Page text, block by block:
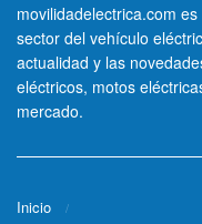
movilidadelectrica.com
sector del vehículo
actualidad y las
eléctricos, motos
mercado.
Inicio